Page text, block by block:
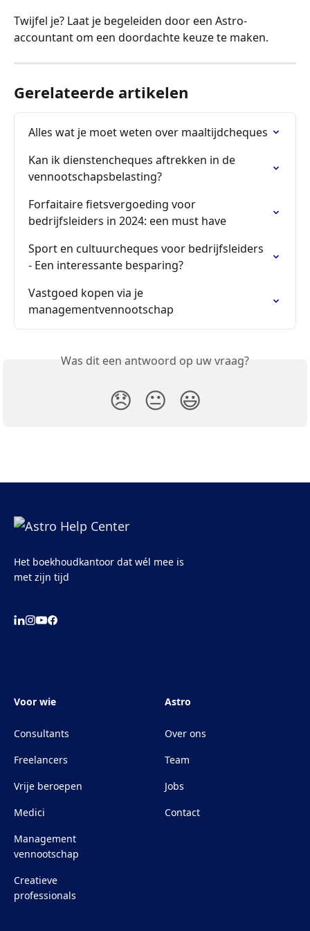
Twijfel je? Laat je begeleiden door een Astro-
accountant om een doordachte keuze te maken.
Gerelateerde artikelen
Alles wat je moet weten over maaltijdcheques
Kan ik dienstencheques aftrekken in de
vennootschapsbelasting?
Forfaitaire fietsvergoeding voor
bedrijfsleiders in 2024: een must have
Sport en cultuurcheques voor bedrijfsleiders
- Een interessante besparing?
Vastgoed kopen via je
managementvennootschap
Was dit een antwoord op uw vraag?
😞 😐 😃
Het boekhoudkantoor dat wél mee is
met zijn tijd
Voor wie
Consultants
Freelancers
Vrije beroepen
Medici
Management
vennootschap
Creatieve
professionals
Astro
Over ons
Team
Jobs
Contact